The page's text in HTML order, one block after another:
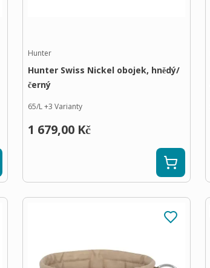
Hunter
Hunter Swiss Nickel obojek, hnědý/
černý
65/L+3 Varianty
1 679,00 Kč